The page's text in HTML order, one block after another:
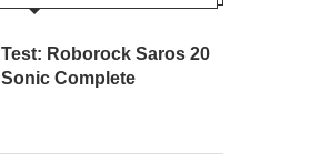
Test: Roborock Saros 20
Sonic Complete